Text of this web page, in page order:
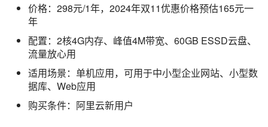
价格：298元/1年，2024年双11优惠价格预估165元一
年
配置：2核4G内存、峰值4M带宽、60GB ESSD云盘、
流量放心用
适用场景：单机应用，可用于中小型企业网站、小型数
据库、Web应用
购买条件：阿里云新用户